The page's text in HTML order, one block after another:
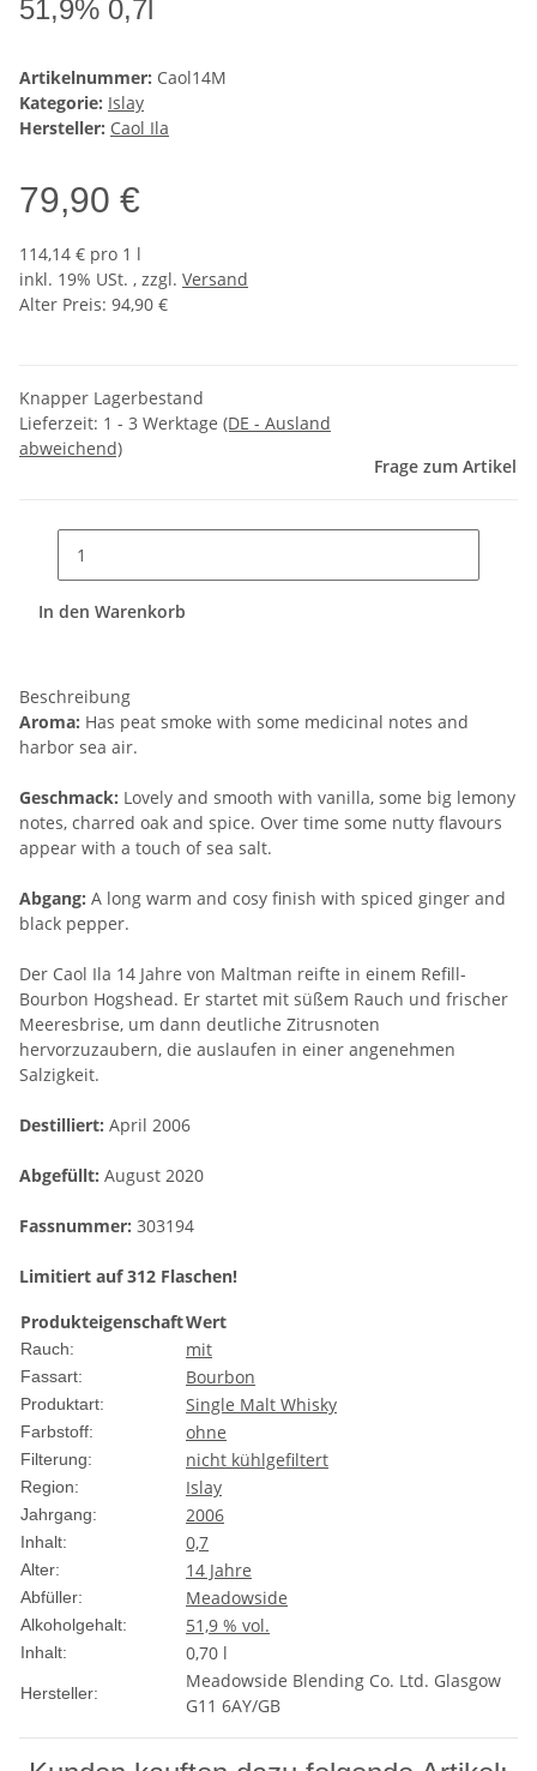
51,9% 0,7l
Artikelnummer: Caol14M
Kategorie: Islay
Hersteller: Caol Ila
79,90 €
114,14 € pro 1 l
inkl. 19% USt. , zzgl. Versand
Alter Preis: 94,90 €
Knapper Lagerbestand
Lieferzeit: 1 - 3 Werktage (DE - Ausland
abweichend)
Frage zum Artikel
In den Warenkorb
Beschreibung
Aroma: Has peat smoke with some medicinal notes and
harbor sea air.
Geschmack: Lovely and smooth with vanilla, some big lemony
notes, charred oak and spice. Over time some nutty flavours
appear with a touch of sea salt.
Abgang: A long warm and cosy finish with spiced ginger and
black pepper.
Der Caol Ila 14 Jahre von Maltman reifte in einem Refill-
Bourbon Hogshead. Er startet mit süßem Rauch und frischer
Meeresbrise, um dann deutliche Zitrusnoten
hervorzuzaubern, die auslaufen in einer angenehmen
Salzigkeit.
Destilliert: April 2006
Abgefüllt: August 2020
Fassnummer: 303194
Limitiert auf 312 Flaschen!
ProdukteigenschaftWert
Rauch: mit
Fassart: Bourbon
Produktart: Single Malt Whisky
Farbstoff: ohne
Filterung: nicht kühlgefiltert
Region: Islay
Jahrgang: 2006
Inhalt: 0,7
Alter: 14 Jahre
Abfüller: Meadowside
Alkoholgehalt: 51,9 % vol.
Inhalt: 0,70 l
Hersteller:
Meadowside Blending Co. Ltd. Glasgow
G11 6AY/GB